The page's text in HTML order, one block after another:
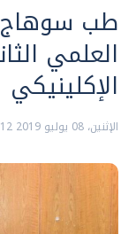
طب سوهاج
العلمي
الإكلينيكي
الإثنين، 08 يوليو 2019 07:12 م